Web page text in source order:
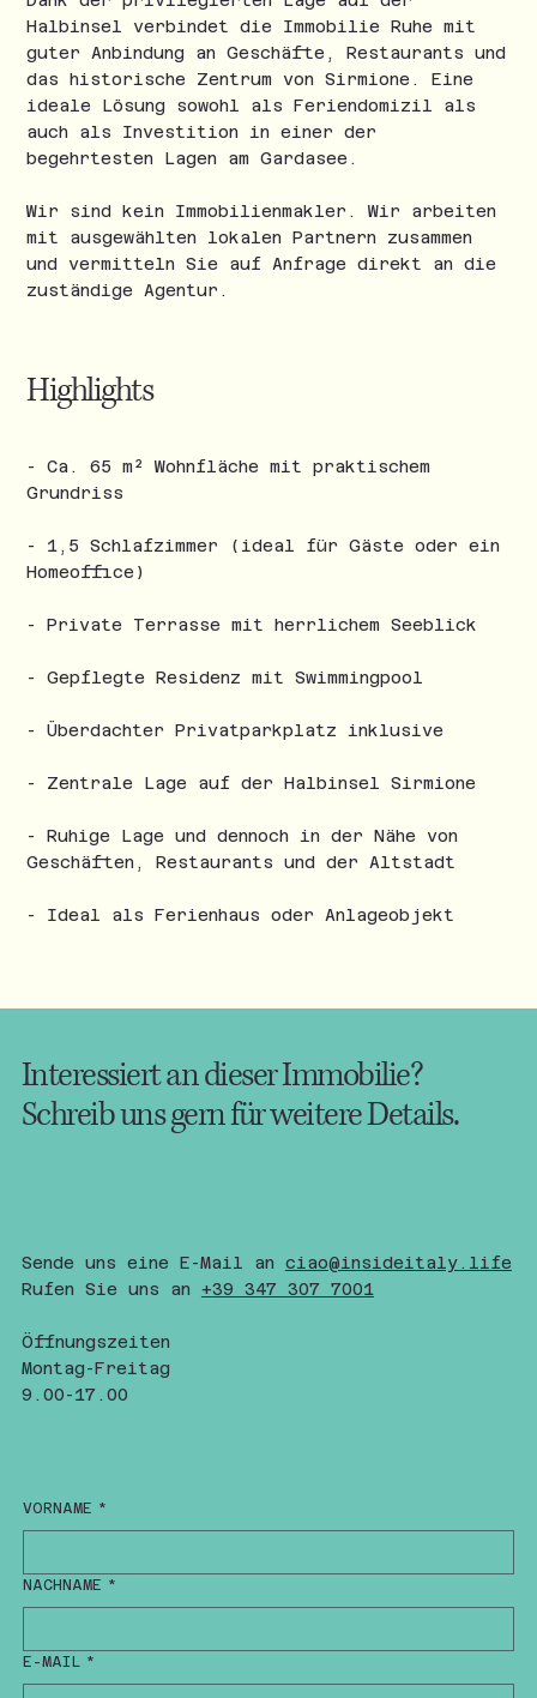
Halbinsel verbindet die Immobilie Ruhe mit
guter Anbindung an Geschäfte, Restaurants und
das historische Zentrum von Sirmione. Eine
ideale Lösung sowohl als Feriendomizil als
auch als Investition in einer der
begehrtesten Lagen am Gardasee.
Wir sind kein Immobilienmakler. Wir arbeiten
mit ausgewählten lokalen Partnern zusammen
und vermitteln Sie auf Anfrage direkt an die
zuständige Agentur.
Highlights
- Ca. 65 m² Wohnfläche mit praktischem
Grundriss
- 1,5 Schlafzimmer (ideal für Gäste oder ein
Homeoffice)
- Private Terrasse mit herrlichem Seeblick
- Gepflegte Residenz mit Swimmingpool
- Überdachter Privatparkplatz inklusive
- Zentrale Lage auf der Halbinsel Sirmione
- Ruhige Lage und dennoch in der Nähe von
Geschäften, Restaurants und der Altstadt
- Ideal als Ferienhaus oder Anlageobjekt
Interessiert an dieser Immobilie?
Schreib uns gern für weitere Details.
VORNAME *
NACHNAME *
E-MAIL *
Sende uns eine E-Mail an ciao@insideitaly.life
Rufen Sie uns an +39 347 307 7001
Öffnungszeiten
Montag-Freitag
9.00-17.00